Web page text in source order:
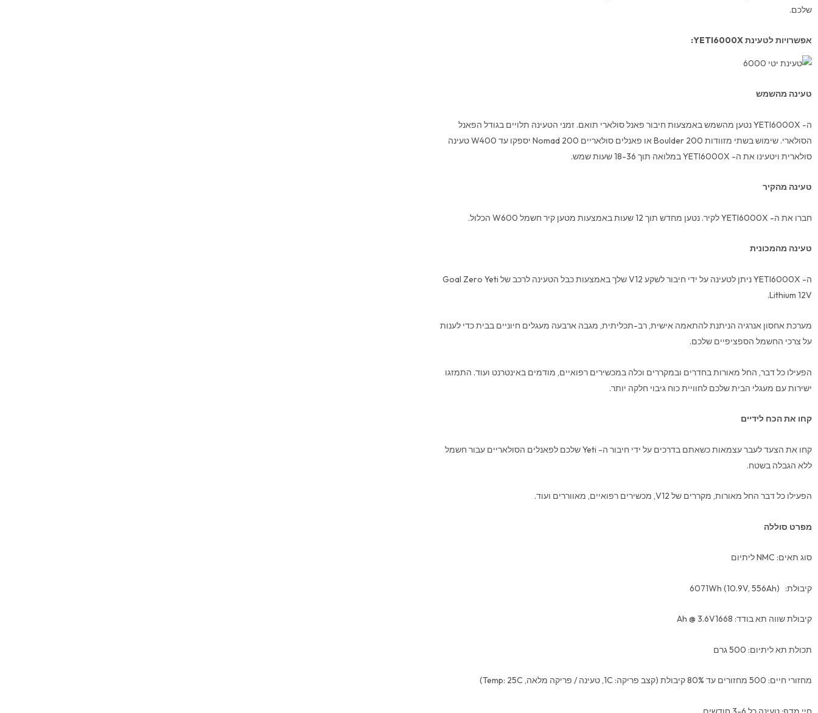
שלכם.
אפשרויות לטעינתYETI6000X
:
טעינה מהשמש
ה- YETI6000X נטען מהשמש באמצעות חיבור פאנל סולארי תואם. זמני הטעינה תלויים בגודל הפאנל
הסולארי. שימוש בשתי מזוודות Boulder 200 או פאנלים סולאריים Nomad 200 יספקו עד W400 טעינה
סולארית ויטעינו את ה- YETI6000X במלואה תוך 18-36 שעות שמש.
טעינה מהקיר
חברו את ה- YETI6000X לקיר. נטען מחדש תוך 12 שעות באמצעות מטען קיר חשמל W600 הכלול.
טעינה מהמכונית
ה- YETI6000X ניתן לטעינה על ידי חיבור לשקע V12 שלך באמצעות כבל הטעינה לרכב של Goal Zero Yeti
Lithium 12V.
מערכת אחסון אנרגיה הניתנת להתאמה אישית, רב-תכליתית, מגבה ארבעה מעגלים חיוניים בבית כדי לענות
על צרכי החשמל הספציפיים שלכם.
הפעילו כל דבר, החל מאורות בחדרים ובמקררים וכלה במכשירים רפואיים, מודמים באינטרנט ועוד. התמזגו
ישירות עם מעגלי הבית שלכם לחוויית כוח גיבוי חלקה יותר.
קחו את הכח לידיים
קחו את הצעד לעבר עצמאות כשאתם בדרכים על ידי חיבור ה- Yeti שלכם לפאנלים הסולאריים עבור חשמל
ללא הגבלה בשטח.
הפעילו כל דבר החל מאורות, מקררים של V12, מכשירים רפואיים, מאווררים ועוד.
מפרט סוללה
סוג תאים: NMC ליתיום
קיבולת: (10.9V, 556Ah) 6071Wh
קיבולת שווה תא בודד: Ah @ 3.6V1668
תכולת תא ליתיום: 500 גרם
מחזורי חיים: 500 מחזורים עד 80% קיבולת (קצב פריקה: 1C, טעינה / פריקה מלאה, Temp: 25C)